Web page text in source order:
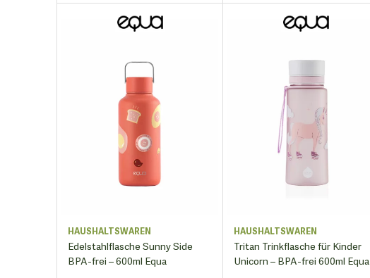
HAUSHALTSWAREN
Edelstahlflasche Sunny Side
BPA-frei – 600ml Equa
HAUSHALTSWAREN
Tritan Trinkflasche für Kinder
Unicorn – BPA-frei 600ml Equa